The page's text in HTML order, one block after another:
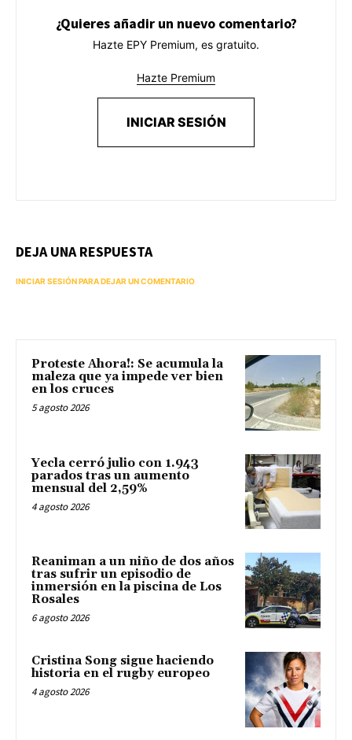
¿Quieres añadir un nuevo comentario?
Hazte EPY Premium, es gratuito.
Hazte Premium
INICIAR SESIÓN
DEJA UNA RESPUESTA
INICIAR SESIÓN PARA DEJAR UN COMENTARIO
Proteste Ahora!: Se acumula la
maleza que ya impede ver bien
en los cruces
5 agosto 2026
Yecla cerró julio con 1.943
parados tras un aumento
mensual del 2,59%
4 agosto 2026
Reaniman a un niño de dos años
tras sufrir un episodio de
inmersión en la piscina de Los
Rosales
6 agosto 2026
Cristina Song sigue haciendo
historia en el rugby europeo
4 agosto 2026